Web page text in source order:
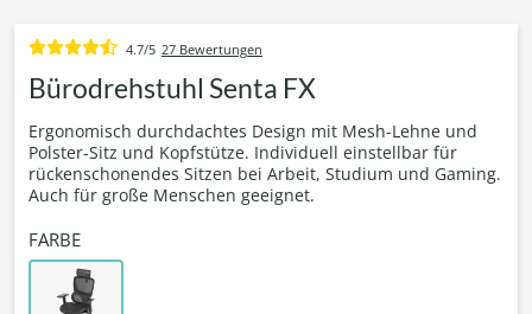
4.7/5 27 Bewertungen
Bürodrehstuhl Senta FX
Ergonomisch durchdachtes Design mit Mesh-Lehne und
Polster-Sitz und Kopfstütze. Individuell einstellbar für
rückenschonendes Sitzen bei Arbeit, Studium und Gaming.
Auch für große Menschen geeignet.
FARBE